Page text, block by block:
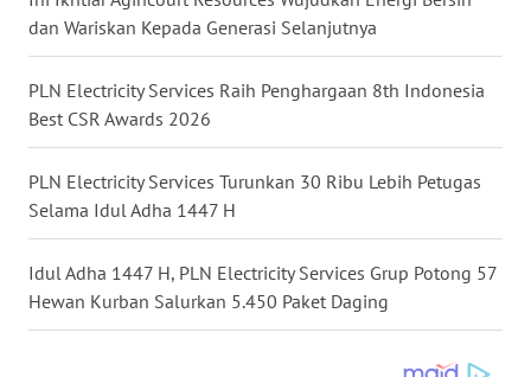
dan Wariskan Kepada Generasi Selanjutnya
PLN Electricity Services Raih Penghargaan 8th Indonesia
Best CSR Awards 2026
PLN Electricity Services Turunkan 30 Ribu Lebih Petugas
Selama Idul Adha 1447 H
Idul Adha 1447 H, PLN Electricity Services Grup Potong 57
Hewan Kurban Salurkan 5.450 Paket Daging
TENGAH
WN DELI
SERDANG
WN
TEBING
TINGGI
WN
PAKPAK